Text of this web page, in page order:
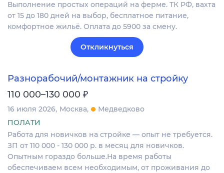
Выполнение простых операций на ферме. ТК РФ, вахта
от 15 до 180 дней на выбор, бесплатное питание,
комфортное жильё. Оплата до 5900 за смену.
Откликнуться
Разнорабочий/монтажник на стройку
110 000–130 000 ₽
16 июля 2026 Москва
Медведково
ПОЛАТИ
Работа для новичков на стройке — опыт не требуется.
ЗП от 110 000 - 130 000 р. в месяц для новичков.
Опытным гораздо больше.На время работы
обеспечиваем всем необходимым, от проживания до